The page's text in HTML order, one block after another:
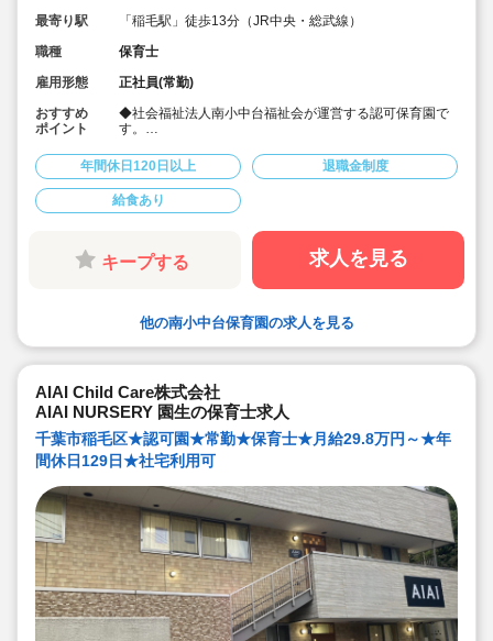
最寄り駅
「稲毛駅」徒歩13分（JR中央・総武線）
職種
保育士
雇用形態
正社員(常勤)
おすすめ
ポイント
◆社会福祉法人南小中台福祉会が運営する認可保育園で
す。
◆勤務は土日祝休みの週休2日制です。
◆月給：260,530円（短大・専門）～/269,010円（大
学）～
◆年間休日は120日
年間休日120日以上 退職金制度
給食あり
キープする 求人を見る
他の南小中台保育園の求人を見る
AIAI Child Care株式会社
AIAI NURSERY 園生の保育士求人
千葉市稲毛区★認可園★常勤★保育士★月給29.8万円～★年
間休日129日★社宅利用可